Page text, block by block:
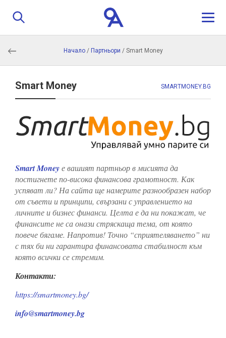
За нас
Обучители
Контакти
Кандидатстване
Начало/ Партньори / Smart Money
Smart Money SMARTMONEY.BG
Smart Moneyе вашият партньор в мисията да
постигнете по-висока финансова грамотност. Как
успяват ли? На сайта ще намерите разнообразен набор
от съвети и принципи, свързани с управлението на
личните и бизнес финанси. Целта е да ни покажат, че
финансите не са онази стряскаща тема, от която
повече бягаме. Напротив! Точно “сприятеляването” ни
с тях би ни гарантира финансовата стабилност към
която всички се стремим.
Контакти:
https://smartmoney.bg/
info@smartmoney.bg